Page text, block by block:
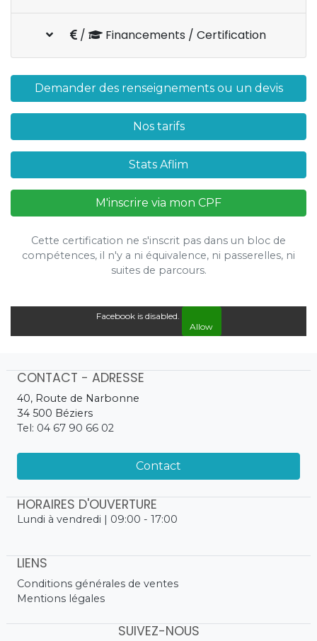
/ Financements / Certification
Demander des renseignements ou un devis
Nos tarifs
Stats Aflim
M'inscrire via mon CPF
Cette certification ne s'inscrit pas dans un bloc de
compétences, il n'y a ni équivalence, ni passerelles, ni
suites de parcours.
Facebook is disabled.
Allow
CONTACT - ADRESSE
40, Route de Narbonne
34 500 Béziers
Tel: 04 67 90 66 02
Contact
HORAIRES D'OUVERTURE
Lundi à vendredi | 09:00 - 17:00
LIENS
Conditions générales de ventes
Mentions légales
SUIVEZ-NOUS